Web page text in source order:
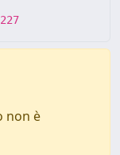
non è